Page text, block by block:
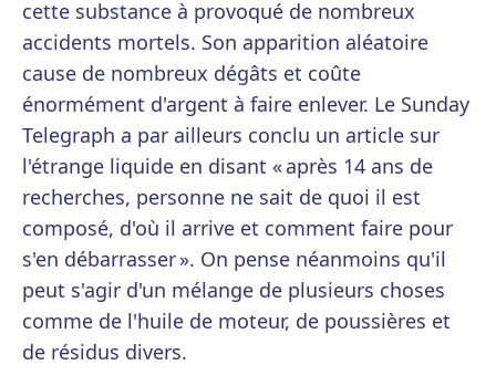
cette substance à provoqué de nombreux
accidents mortels. Son apparition aléatoire
cause de nombreux dégâts et coûte
énormément d'argent à faire enlever. Le Sunday
Telegraph a par ailleurs conclu un article sur
l'étrange liquide en disant « après 14 ans de
recherches, personne ne sait de quoi il est
composé, d'où il arrive et comment faire pour
s'en débarrasser ». On pense néanmoins qu'il
peut s'agir d'un mélange de plusieurs choses
comme de l'huile de moteur, de poussières et
de résidus divers.